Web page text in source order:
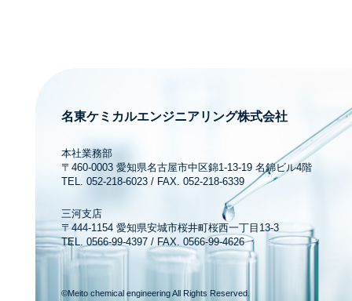
名東ケミカルエンジニアリング株式会社
本社業務部
〒460-0003 愛知県名古屋市中区錦1-13-19 名錦ビル4階
TEL. 052-218-6023 / FAX. 052-218-6339
三河支店
〒444-1154 愛知県安城市桜井町桜西一丁目13-3
TEL. 0566-99-4397 / FAX. 0566-99-4626
©Meito chemical engineering All Rights Reserved.